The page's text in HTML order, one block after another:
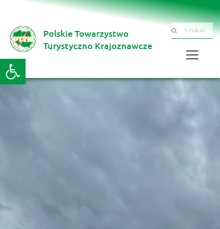
Otwórz pasek narzędzi
Polskie Towarzystwo
Turystyczno Krajoznawcze
Szukaj .......